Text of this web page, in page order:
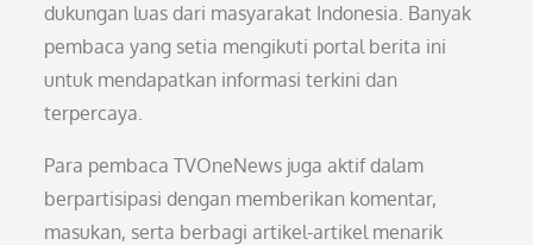
dukungan luas dari masyarakat Indonesia. Banyak
pembaca yang setia mengikuti portal berita ini
untuk mendapatkan informasi terkini dan
terpercaya.
Para pembaca TVOneNews juga aktif dalam
berpartisipasi dengan memberikan komentar,
masukan, serta berbagi artikel-artikel menarik